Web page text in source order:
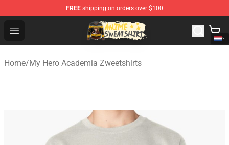
FREE shipping on orders over $100
Open menu
Anime Sweatshirts Store - The Best Store for Anime Fans
Home/My Hero Academia Zweetshirts